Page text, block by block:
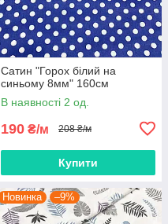
Сатин "Горох білий на
синьому 8мм" 160см
В наявності 2 од.
190 ₴/м 208 ₴/м
Купити
Новинка –9%